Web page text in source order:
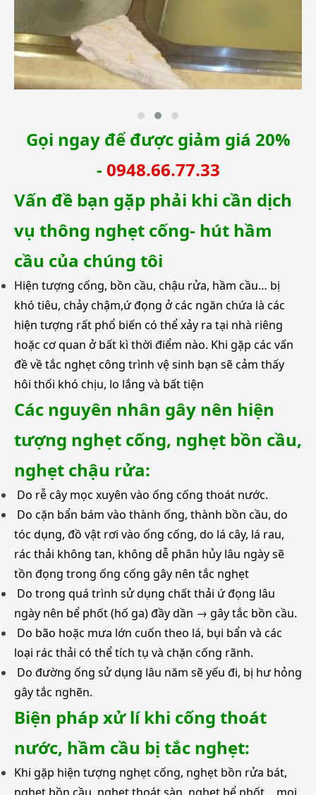
Gọi ngay để được giảm giá 20%
- 0948.66.77.33
Vấn đề bạn gặp phải khi cần dịch
vụ thông nghẹt cống- hút hầm
cầu của chúng tôi
Hiện tượng cống, bồn cầu, chậu rửa, hầm cầu… bị
khó tiêu, chảy chậm,ứ đọng ở các ngăn chứa là các
hiện tượng rất phổ biến có thể xảy ra tại nhà riêng
hoặc cơ quan ở bất kì thời điểm nào. Khi gặp các vấn
đề về tắc nghẹt công trình vệ sinh bạn sẽ cảm thấy
hôi thối khó chịu, lo lắng và bất tiện
Các nguyên nhân gây nên hiện
tượng nghẹt cống, nghẹt bồn cầu,
nghẹt chậu rửa:
Do rễ cây mọc xuyên vào ống cống thoát nước.
Do cặn bẩn bám vào thành ống, thành bồn cầu, do
tóc dụng, đồ vật rơi vào ống cống, do lá cây, lá rau,
rác thải không tan, không dễ phân hủy lâu ngày sẽ
tồn đọng trong ống cống gây nên tắc nghẹt
Do trong quá trình sử dụng chất thải ứ đọng lâu
ngày nên bể phốt (hố ga) đầy dần → gây tắc bồn cầu.
Do bão hoặc mưa lớn cuốn theo lá, bụi bẩn và các
loại rác thải có thể tích tụ và chặn cống rãnh.
Do đường ống sử dụng lâu năm sẽ yếu đi, bị hư hỏng
gây tắc nghẽn.
Biện pháp xử lí khi cống thoát
nước, hầm cầu bị tắc nghẹt:
Khi gặp hiện tượng nghẹt cống, nghẹt bồn rửa bát,